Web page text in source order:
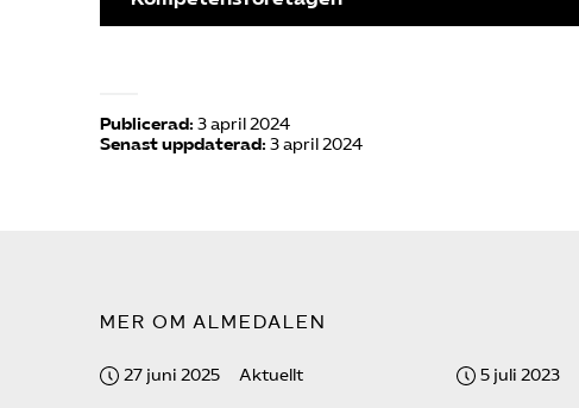
Publicerad: 3 april 2024
Senast uppdaterad: 3 april 2024
MER OM ALMEDALEN
27 juni 2025 Aktuellt 5 juli 2023